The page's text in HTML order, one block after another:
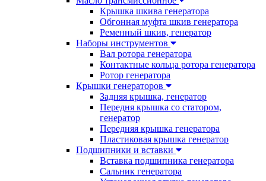
Крышка шкива генератора
Обгонная муфта шкив генератора
Ременный шкив, генератор
Наборы инструментов
Вал ротора генератора
Контактные кольца ротора генератора
Ротор генератора
Крышки генераторов
Задняя крышка, генератор
Передня крышка со статором,
генератор
Передняя крышка генератора
Пластиковая крышка генератор
Подшипники и вставки
Вставка подшипника генератора
Сальник генератора